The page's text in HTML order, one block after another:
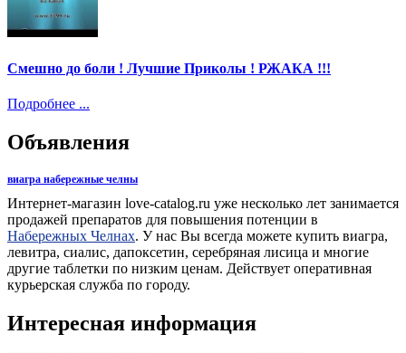
Смешно до боли ! Лучшие Приколы ! РЖАКА !!!
Подробнее ...
Объявления
виагра набережные челны
Интернет-магазин love-catalog.ru уже несколько лет занимается
продажей препаратов для повышения потенции в
Набережных Челнах. У нас Вы всегда можете купить виагра,
левитра, сиалис, дапоксетин, серебряная лисица и многие
другие таблетки по низким ценам. Действует оперативная
курьерская служба по городу.
Интересная информация